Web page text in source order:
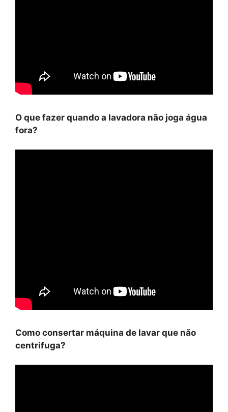
O que fazer quando a lavadora não joga água
fora?
Como consertar máquina de lavar que não
centrifuga?